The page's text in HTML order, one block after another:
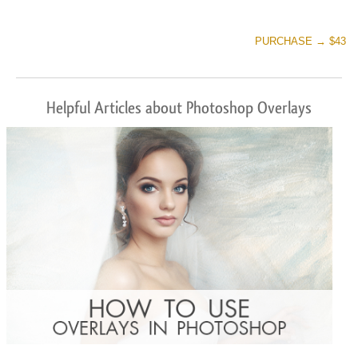
PURCHASE → $43
Helpful Articles about Photoshop Overlays